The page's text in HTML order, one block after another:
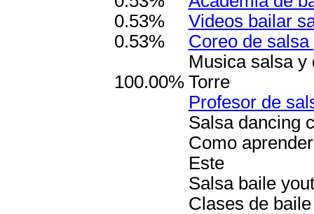
0.53%
0.53%
100.00%
Videos bailar
Coreo de
Musica salsa y
Torre
Profesor de
Salsa dancing
Como
Este
Salsa baile
Clases de